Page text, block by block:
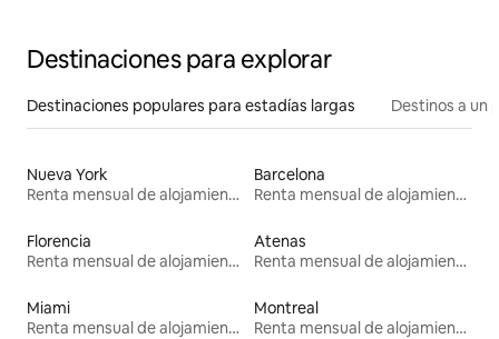
Destinaciones para explorar
Destinaciones populares para estadías largas Destinos a un
Nueva York
Renta mensual de alojamientos
Barcelona
Renta mensual de alojamientos
Florencia
Renta mensual de alojamientos
Atenas
Renta mensual de alojamientos
Miami
Renta mensual de alojamientos
Montreal
Renta mensual de alojamientos